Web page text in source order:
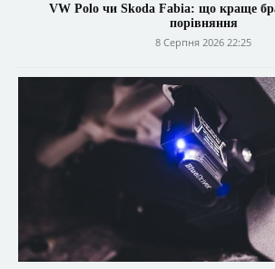
VW Polo чи Skoda Fabia: що краще
порівняння
8 Серпня 2026 22:25